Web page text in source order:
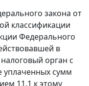
закона от
классификации
Федерального
в
орган с
уплаченных сумм
11.1 к этому